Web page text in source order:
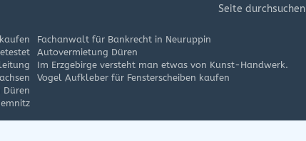
Seite durchsuchen
Düren
Fachanwalt für Bankrecht in Neuruppin
Autovermietung Düren
Im Erzgebirge versteht man etwas von Kunst-Handwerk.
Vogel Aufkleber für Fensterscheiben kaufen